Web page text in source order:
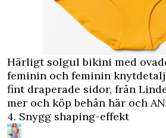
Härligt solgul bikini med
feminin och feminin
fint draperade sidor, från
mer och köp behån här och
4. Snygg shaping-effekt